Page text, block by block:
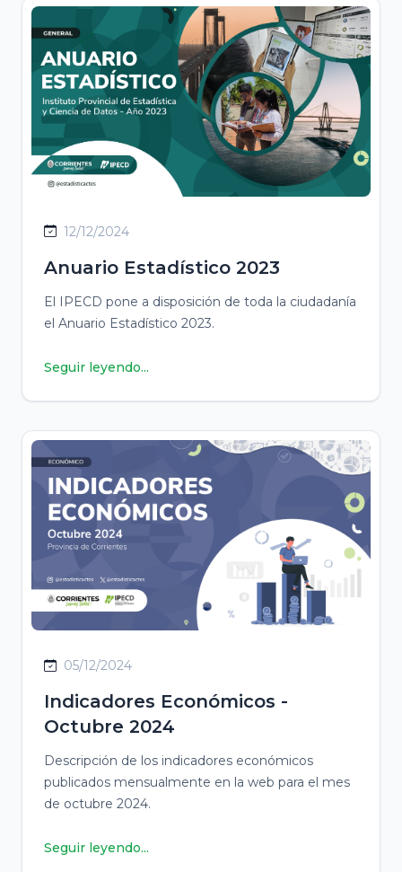
12/12/2024
Anuario Estadístico 2023
El IPECD pone a disposición de toda la ciudadanía
el Anuario Estadístico 2023.
Seguir leyendo...
05/12/2024
Indicadores Económicos -
Octubre 2024
Descripción de los indicadores económicos
publicados mensualmente en la web para el mes
de octubre 2024.
Seguir leyendo...